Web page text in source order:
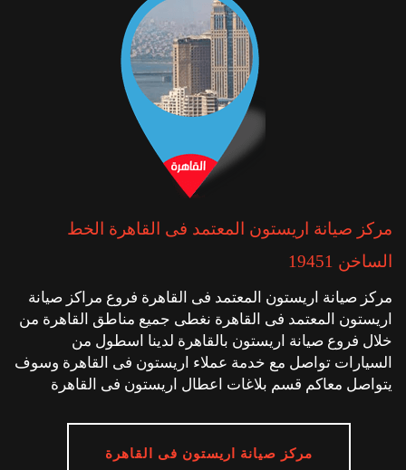
مركز صيانة اريستون المعتمد فى القاهرة الخط
الساخن 19451
مركز صيانة اريستون المعتمد فى القاهرة فروع مراكز صيانة
اريستون المعتمد فى القاهرة نغطى جميع مناطق القاهرة من
خلال فروع صيانة اريستون بالقاهرة لدينا اسطول من
السيارات تواصل مع خدمة عملاء اريستون فى القاهرة وسوف
يتواصل معاكم قسم بلاغات اعطال اريستون فى القاهرة
مركز صيانة اريستون فى القاهرة